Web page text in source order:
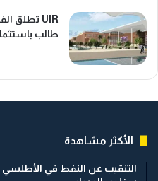
طالب باستثمار 3.3 مليار
الأكثر مشاهدة
التنقيب عن النفط في الأطلسي